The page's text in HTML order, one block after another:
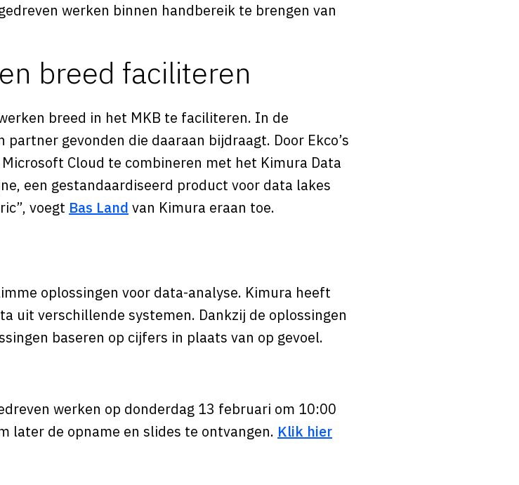
werken binnen handbereik te brengen van
breed faciliteren
breed in het MKB te faciliteren. In de
gevonden die daaraan bijdraagt. Door Ekco’s
Cloud te combineren met het Kimura Data
een gestandaardiseerd product voor data lakes
voegt Bas Land van Kimura eraan toe.
oplossingen voor data-analyse. Kimura heeft
uit verschillende systemen. Dankzij de oplossingen
baseren op cijfers in plaats van op gevoel.
werken op donderdag 13 februari om 10:00
later de opname en slides te ontvangen. Klik hier